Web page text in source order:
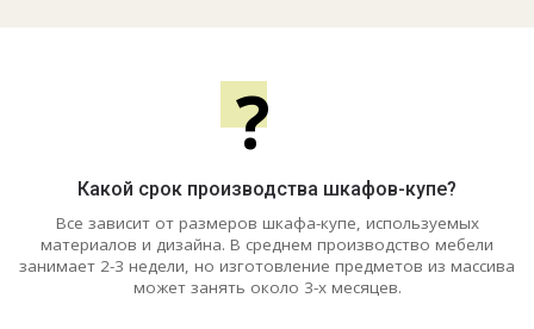
?
Какой срок производства шкафов-купе?
Все зависит от размеров шкафа-купе, используемых
материалов и дизайна. В среднем производство мебели
занимает 2-3 недели, но изготовление предметов из массива
может занять около 3-х месяцев.